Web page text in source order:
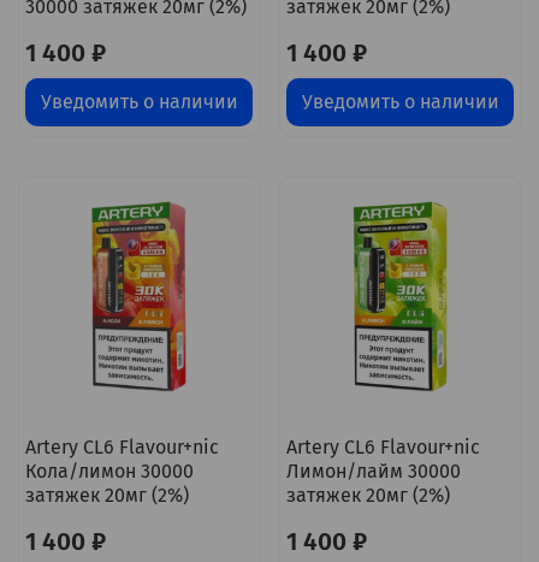
30000 затяжек 20мг (2%)
1 400 ₽
Уведомить о наличии
затяжек 20мг (2%)
1 400 ₽
Уведомить о наличии
Artery CL6 Flavour+nic
Кола/лимон 30000
затяжек 20мг (2%)
1 400 ₽
Artery CL6 Flavour+nic
Лимон/лайм 30000
затяжек 20мг (2%)
1 400 ₽